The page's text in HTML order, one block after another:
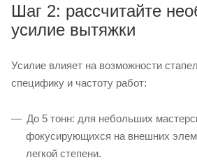
Шаг 2: рассчитайте
усилие вытяжки
Усилие влияет на возможности
специфику и частоту работ:
До 5 тонн: для небольших
фокусирующихся на внешних
легкой степени.